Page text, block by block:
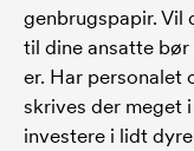
genbrugspapir. Vil
til dine ansatte
er. Har personalet
skrives der meget
investere i lidt